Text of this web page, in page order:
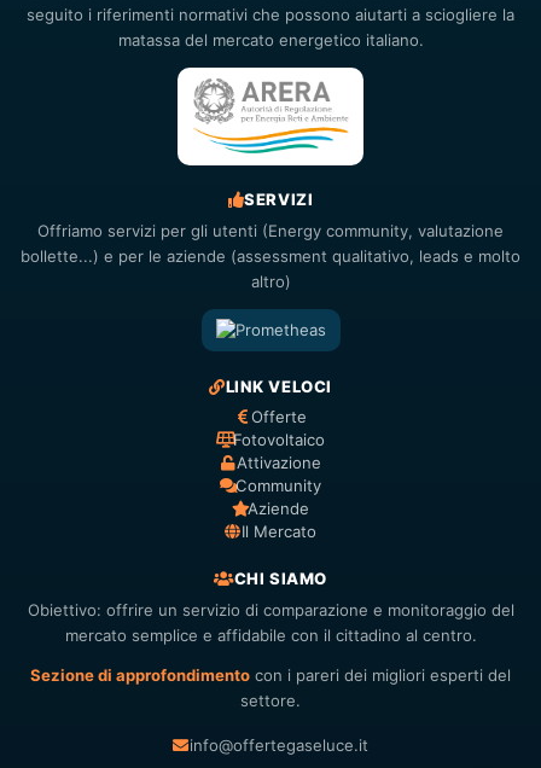
seguito i riferimenti normativi che possono aiutarti a sciogliere la
matassa del mercato energetico italiano.
SERVIZI
Offriamo servizi per gli utenti (Energy community, valutazione
bollette...) e per le aziende (assessment qualitativo, leads e molto
altro)
LINK VELOCI
Offerte
Fotovoltaico
Attivazione
Community
Aziende
Il Mercato
CHI SIAMO
Obiettivo: offrire un servizio di comparazione e monitoraggio del
mercato semplice e affidabile con il cittadino al centro.
Sezione di approfondimento con i pareri dei migliori esperti del
settore.
info@offertegaseluce.it